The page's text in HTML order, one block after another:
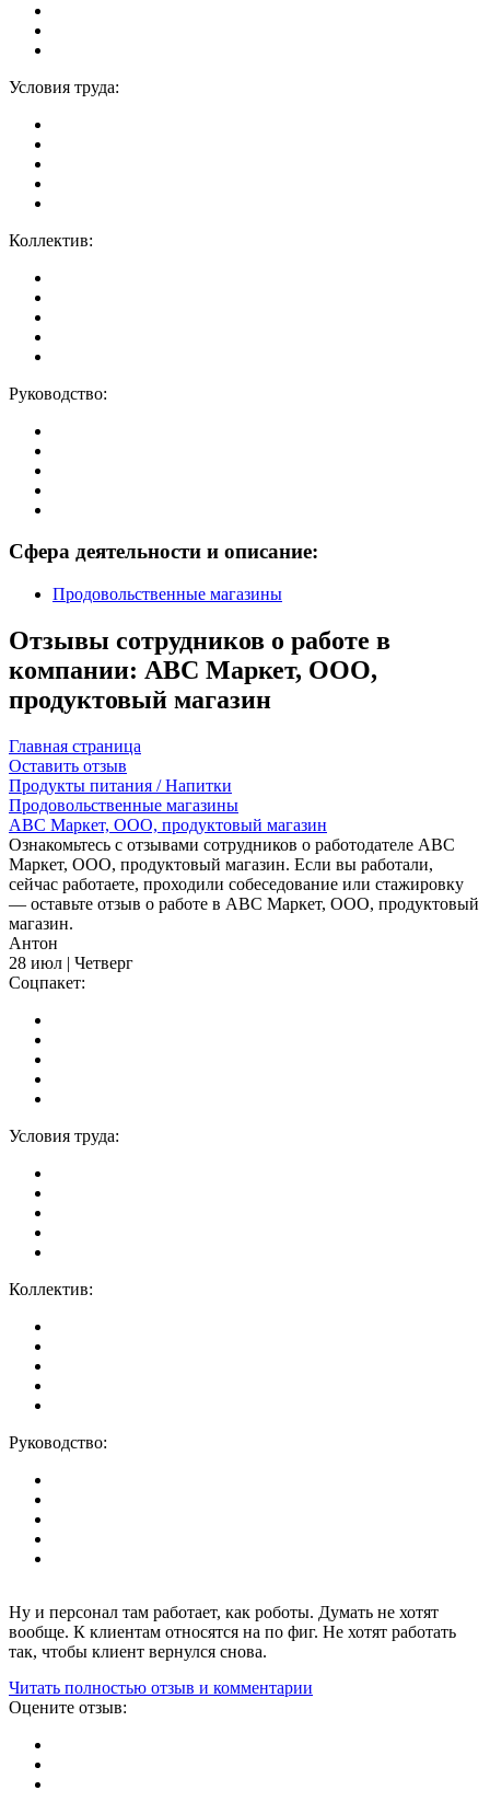
Условия труда:
Коллектив:
Руководство:
Сфера деятельности и описание:
Продовольственные магазины
Отзывы сотрудников о работе в
компании: АВС Маркет, ООО,
продуктовый магазин
Главная страница
Оставить отзыв
Продукты питания / Напитки
Продовольственные магазины
АВС Маркет, ООО, продуктовый магазин
Ознакомьтесь с отзывами сотрудников о работодателе АВС
Маркет, ООО, продуктовый магазин. Если вы работали,
сейчас работаете, проходили собеседование или стажировку
— оставьте отзыв о работе в АВС Маркет, ООО, продуктовый
магазин.
Антон
28 июл | Четверг
Соцпакет:
Условия труда:
Коллектив:
Руководство:
Ну и персонал там работает, как роботы. Думать не хотят
вообще. К клиентам относятся на по фиг. Не хотят работать
так, чтобы клиент вернулся снова.
Читать полностью отзыв и комментарии
Оцените отзыв: